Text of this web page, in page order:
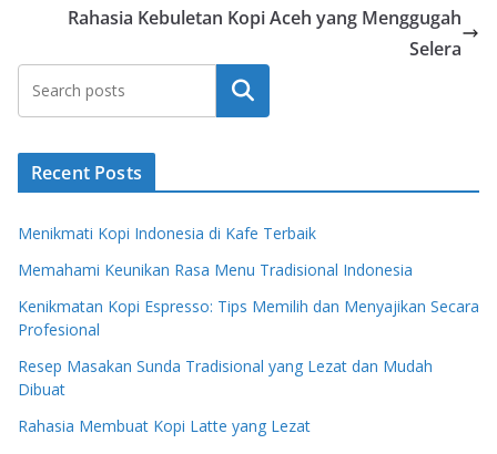
Rahasia Kebuletan Kopi Aceh yang Menggugah
Selera
Search
Recent Posts
Menikmati Kopi Indonesia di Kafe Terbaik
Memahami Keunikan Rasa Menu Tradisional Indonesia
Kenikmatan Kopi Espresso: Tips Memilih dan Menyajikan Secara
Profesional
Resep Masakan Sunda Tradisional yang Lezat dan Mudah
Dibuat
Rahasia Membuat Kopi Latte yang Lezat